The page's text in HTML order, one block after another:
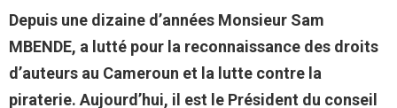
Depuis une dizaine d’années Monsieur Sam
MBENDE, a lutté pour la reconnaissance des droits
d’auteurs au Cameroun et la lutte contre la
piraterie. Aujourd’hui, il est le Président du conseil